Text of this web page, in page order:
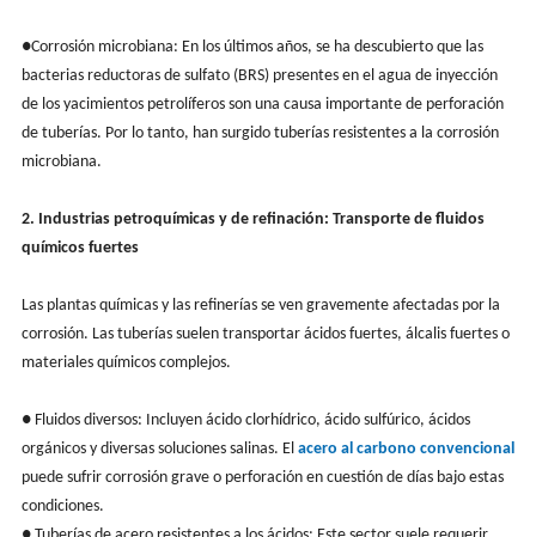
●Corrosión microbiana: En los últimos años, se ha descubierto que las
bacterias reductoras de sulfato (BRS) presentes en el agua de inyección
de los yacimientos petrolíferos son una causa importante de perforación
de tuberías. Por lo tanto, han surgido tuberías resistentes a la corrosión
microbiana.
2. Industrias petroquímicas y de refinación: Transporte de fluidos
químicos fuertes
Las plantas químicas y las refinerías se ven gravemente afectadas por la
corrosión. Las tuberías suelen transportar ácidos fuertes, álcalis fuertes o
materiales químicos complejos.
● Fluidos diversos: Incluyen ácido clorhídrico, ácido sulfúrico, ácidos
orgánicos y diversas soluciones salinas. El acero al carbono convencional
puede sufrir corrosión grave o perforación en cuestión de días bajo estas
condiciones.